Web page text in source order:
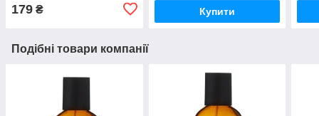
179 ₴ Купити
Подібні товари компанії